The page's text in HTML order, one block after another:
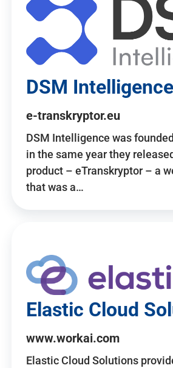
DSM Intelligence
e-transkryptor.eu
DSM Intelligence was
in the same year they
product – eTranskryptor – a
that was a…
Elastic Cloud
www.workai.com
Elastic Cloud Solutions